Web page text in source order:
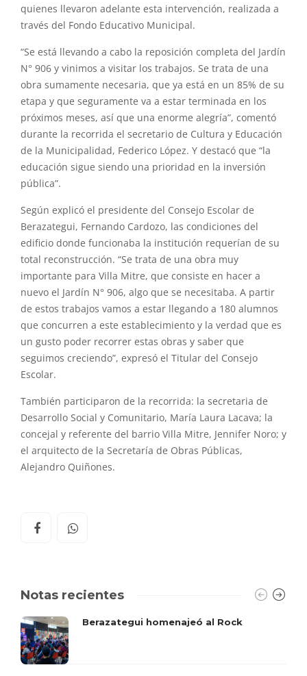
quienes llevaron adelante esta intervención, realizada a
través del Fondo Educativo Municipal.
“Se está llevando a cabo la reposición completa del Jardín
N° 906 y vinimos a visitar los trabajos. Se trata de una
obra sumamente necesaria, que ya está en un 85% de su
etapa y que seguramente va a estar terminada en los
próximos meses, así que una enorme alegría”, comentó
durante la recorrida el secretario de Cultura y Educación
de la Municipalidad, Federico López. Y destacó que “la
educación sigue siendo una prioridad en la inversión
pública”.
Según explicó el presidente del Consejo Escolar de
Berazategui, Fernando Cardozo, las condiciones del
edificio donde funcionaba la institución requerían de su
total reconstrucción. “Se trata de una obra muy
importante para Villa Mitre, que consiste en hacer a
nuevo el Jardín N° 906, algo que se necesitaba. A partir
de estos trabajos vamos a estar llegando a 180 alumnos
que concurren a este establecimiento y la verdad que es
un gusto poder recorrer estas obras y saber que
seguimos creciendo”, expresó el Titular del Consejo
Escolar.
También participaron de la recorrida: la secretaria de
Desarrollo Social y Comunitario, María Laura Lacava; la
concejal y referente del barrio Villa Mitre, Jennifer Noro; y
el arquitecto de la Secretaría de Obras Públicas,
Alejandro Quiñones.
Notas recientes
Berazategui homenajeó al Rock